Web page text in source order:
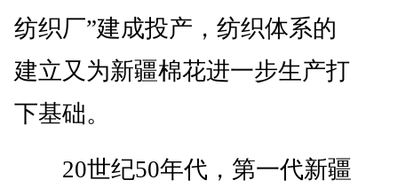
纺织厂”建成投产，纺织体系的
建立又为新疆棉花进一步生产打
下基础。
20世纪50年代，第一代新疆